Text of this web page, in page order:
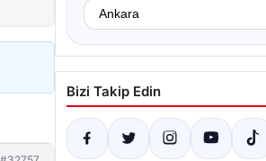
Bizi Takip Edin